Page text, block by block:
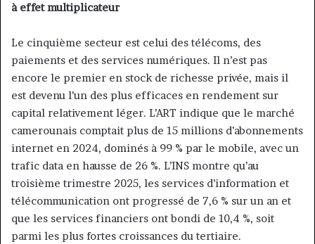
à effet multiplicateur
Le cinquième secteur est celui des télécoms, des
paiements et des services numériques. Il n’est pas
encore le premier en stock de richesse privée, mais il
est devenu l’un des plus efficaces en rendement sur
capital relativement léger. L’ART indique que le marché
camerounais comptait plus de 15 millions d’abonnements
internet en 2024, dominés à 99 % par le mobile, avec un
trafic data en hausse de 26 %. L’INS montre qu’au
troisième trimestre 2025, les services d’information et
télécommunication ont progressé de 7,6 % sur un an et
que les services financiers ont bondi de 10,4 %, soit
parmi les plus fortes croissances du tertiaire.